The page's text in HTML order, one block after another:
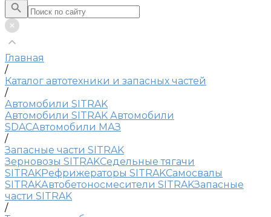
Главная
/
Каталог автотехники и запасных частей
/
Автомобили SITRAK
Автомобили SITRAK Автомобили
SDACАвтомобили МАЗ
/
Запасные части SITRAK
Зерновозы SITRAKСедельные тягачи
SITRAKРефрижераторы SITRAKСамосвалы
SITRAKАвтобетоносмесители SITRAKЗапасные
части SITRAK
/